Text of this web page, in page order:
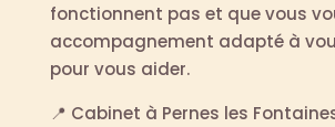
fonctionnent pas et que vous
accompagnement adapté à
pour vous aider.
📍 Cabinet à Pernes les